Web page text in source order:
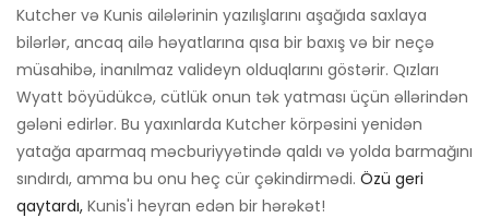
Kutcher və Kunis ailələrinin yazılışlarını aşağıda saxlaya
bilərlər, ancaq ailə həyatlarına qısa bir baxış və bir neçə
müsahibə, inanılmaz valideyn olduqlarını göstərir. Qızları
Wyatt böyüdükcə, cütlük onun tək yatması üçün əllərindən
gələni edirlər. Bu yaxınlarda Kutcher körpəsini yenidən
yatağa aparmaq məcburiyyətində qaldı və yolda barmağını
sındırdı, amma bu onu heç cür çəkindirmədi. Özü geri
qaytardı, Kunis'i heyran edən bir hərəkət!